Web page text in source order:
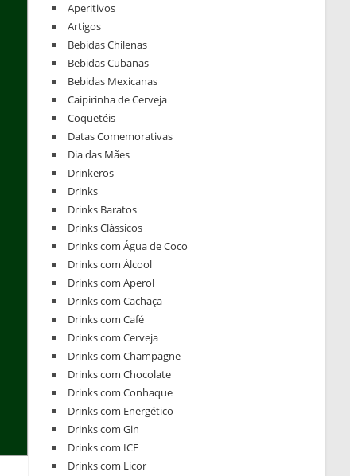
Aperitivos
Artigos
Bebidas Chilenas
Bebidas Cubanas
Bebidas Mexicanas
Caipirinha de Cerveja
Coquetéis
Datas Comemorativas
Dia das Mães
Drinkeros
Drinks
Drinks Baratos
Drinks Clássicos
Drinks com Água de Coco
Drinks com Álcool
Drinks com Aperol
Drinks com Cachaça
Drinks com Café
Drinks com Cerveja
Drinks com Champagne
Drinks com Chocolate
Drinks com Conhaque
Drinks com Energético
Drinks com Gin
Drinks com ICE
Drinks com Licor